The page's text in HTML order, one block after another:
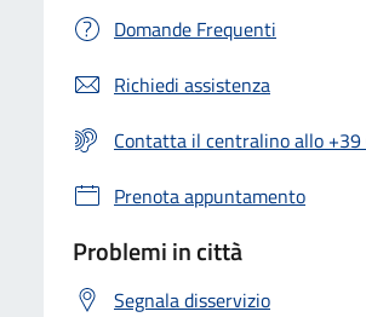
Domande Frequenti
Richiedi assistenza
Contatta il centralino allo
Prenota appuntamento
Problemi in città
Segnala disservizio